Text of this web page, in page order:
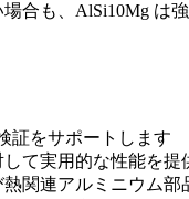
合も、AlSi10Mg は
証をサポートします
て実用的な性能を提
関連アルミニウム部